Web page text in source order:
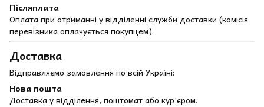
Післяплата
Оплата при отриманні у відділенні служби доставки (комісія
перевізника оплачується покупцем).
Доставка
Відправляємо замовлення по всій Україні:
Нова пошта
Доставка у відділення, поштомат або кур’єром.